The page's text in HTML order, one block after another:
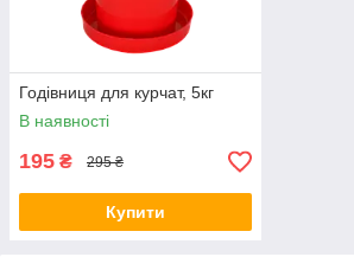
Годівниця для курчат, 5кг
В наявності
195 ₴ 295 ₴
Купити